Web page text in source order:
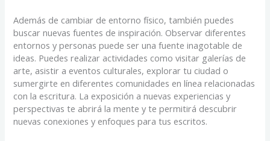
Además de cambiar de entorno físico, también puedes
buscar nuevas fuentes de inspiración. Observar diferentes
entornos y personas puede ser una fuente inagotable de
ideas. Puedes realizar actividades como visitar galerías de
arte, asistir a eventos culturales, explorar tu ciudad o
sumergirte en diferentes comunidades en línea relacionadas
con la escritura. La exposición a nuevas experiencias y
perspectivas te abrirá la mente y te permitirá descubrir
nuevas conexiones y enfoques para tus escritos.